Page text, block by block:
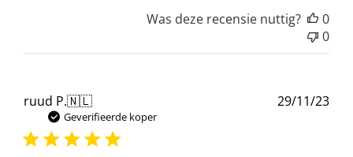
Was deze recensie nuttig?
0
0
ruud P.🇳🇱
Geverifieerde koper
29/11/23